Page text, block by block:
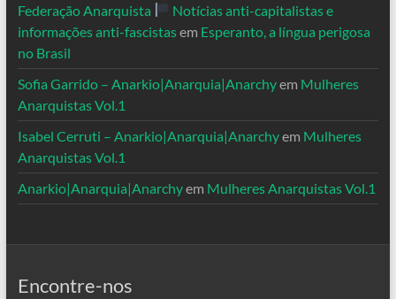
Federação Anarquista
Notícias anti-capitalistas e
informações anti-fascistasem Esperanto, a língua perigosa
no Brasil
Sofia Garrido – Anarkio|Anarquia|Anarchyem Mulheres
Anarquistas Vol.1
Isabel Cerruti – Anarkio|Anarquia|Anarchyem Mulheres
Anarquistas Vol.1
Anarkio|Anarquia|Anarchyem Mulheres Anarquistas Vol.1
Encontre-nos